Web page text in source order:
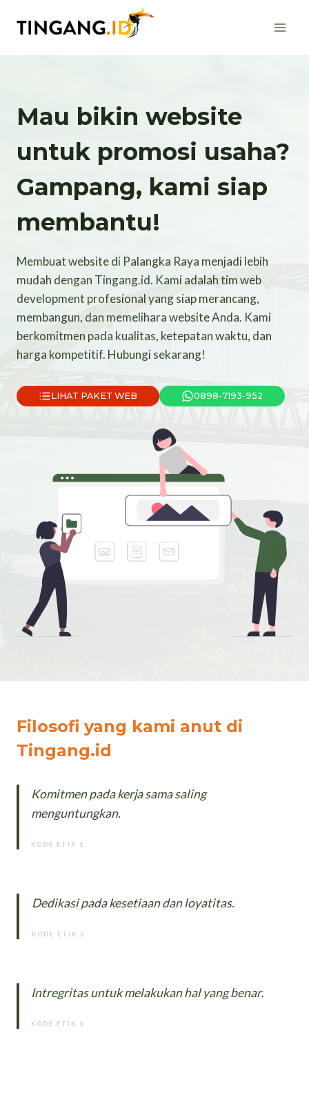
Mau bikin website
untuk promosi usaha?
Gampang, kami siap
membantu!
Membuat website di Palangka Raya menjadi lebih
mudah dengan Tingang.id. Kami adalah tim web
development profesional yang siap merancang,
membangun, dan memelihara website Anda. Kami
berkomitmen pada kualitas, ketepatan waktu, dan
harga kompetitif. Hubungi sekarang!
LIHAT PAKET WEB 0898-7193-952
Filosofi yang kami anut di
Tingang.id
Komitmen pada kerja sama saling
menguntungkan.
KODE ETIK 1
Dedikasi pada kesetiaan dan loyatitas.
KODE ETIK 2
Intregritas untuk melakukan hal yang benar.
KODE ETIK 3